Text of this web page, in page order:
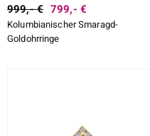
999,- € 799,- €
Kolumbianischer Smaragd-
Goldohrringe